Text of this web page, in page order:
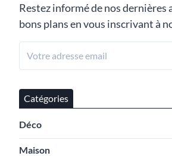
Restez informé de nos dernières
bons plans en vous inscrivant à
Catégories
Déco
Maison